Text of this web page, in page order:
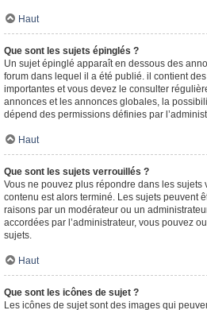
Haut
Que sont les sujets épinglés ?
Un sujet épinglé apparaît en dessous des
forum dans lequel il a été publié. il contient
importantes et vous devez le consulter
annonces et les annonces globales, la
dépend des permissions définies par
Haut
Que sont les sujets verrouillés ?
Vous ne pouvez plus répondre dans les sujets
contenu est alors terminé. Les sujets peuvent
raisons par un modérateur ou un
accordées par l’administrateur, vous pouvez
sujets.
Haut
Que sont les icônes de sujet ?
Les icônes de sujet sont des images qui